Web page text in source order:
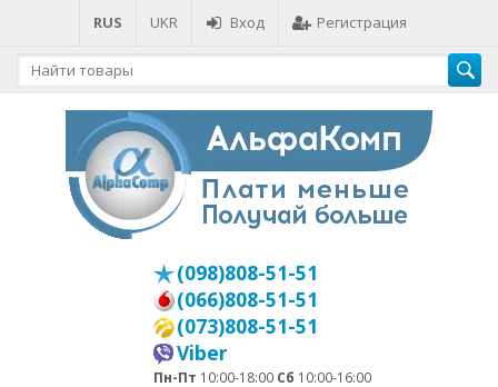
RUS UKR Вход Регистрация
(098)808-51-51
(066)808-51-51
(073)808-51-51
Viber
Пн-Пт 10:00-18:00 Сб 10:00-16:00